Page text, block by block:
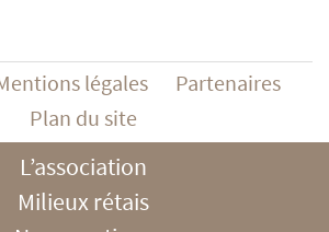
légales
Partenaires
Plan du site
L’association
Milieux rétais